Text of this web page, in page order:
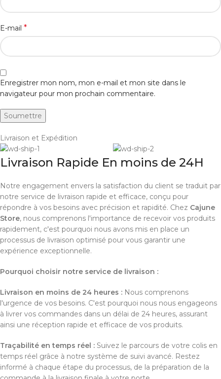
E-mail *
Enregistrer mon nom, mon e-mail et mon site dans le
navigateur pour mon prochain commentaire.
Livraison et Expédition
Livraison Rapide En moins de 24H
Notre engagement envers la satisfaction du client se traduit par
notre service de livraison rapide et efficace, conçu pour
répondre à vos besoins avec précision et rapidité. Chez Cajune
Store, nous comprenons l'importance de recevoir vos produits
rapidement, c'est pourquoi nous avons mis en place un
processus de livraison optimisé pour vous garantir une
expérience exceptionnelle.
Pourquoi choisir notre service de livraison :
Livraison en moins de 24 heures : Nous comprenons
l'urgence de vos besoins. C'est pourquoi nous nous engageons
à livrer vos commandes dans un délai de 24 heures, assurant
ainsi une réception rapide et efficace de vos produits.
Traçabilité en temps réel : Suivez le parcours de votre colis en
temps réel grâce à notre système de suivi avancé. Restez
informé à chaque étape du processus, de la préparation de la